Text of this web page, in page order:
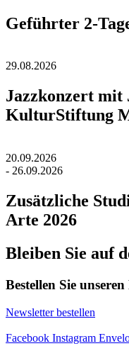
Geführter 2-
29.08.2026
Jazzkonzert mit
KulturStiftung
20.09.2026
- 26.09.2026
Zusätzliche
Arte 2026
Bleiben Sie auf
Bestellen Sie
Newsletter bestellen
Facebook Instagram